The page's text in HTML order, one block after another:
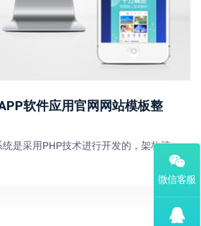
软件应用官网网站模板整
是采用PHP技术进行开发的，架构清